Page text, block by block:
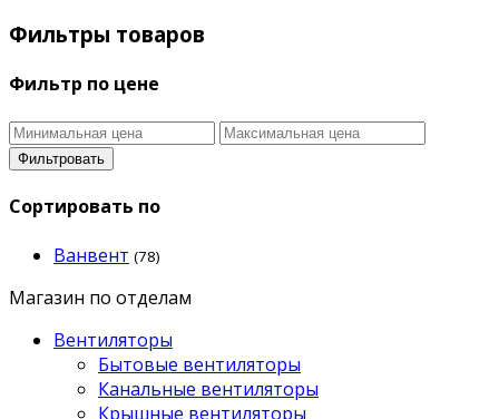
Фильтры товаров
Фильтр по цене
Фильтровать
Сортировать по
Ванвент (78)
Магазин по отделам
Вентиляторы
Бытовые вентиляторы
Канальные вентиляторы
Крышные вентиляторы